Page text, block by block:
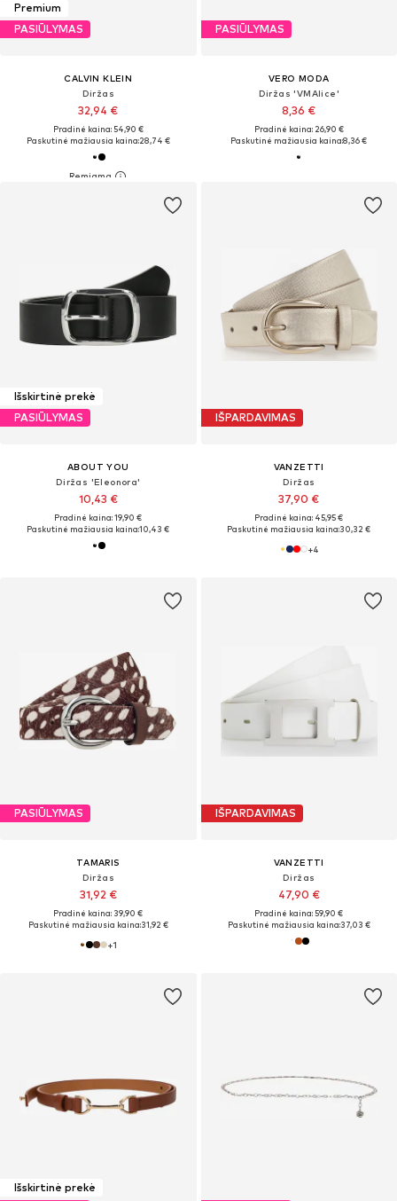
Premium
PASIŪLYMAS
CALVIN KLEIN
Diržas
32,94 €
Pradinė kaina: 54,90 €
Paskutinė mažiausia kaina:28,74 €
PASIŪLYMAS
VERO MODA
Diržas 'VMAlice'
8,36 €
Pradinė kaina: 26,90 €
Paskutinė mažiausia kaina:8,36 €
Išskirtinė prekė
PASIŪLYMAS
ABOUT YOU
Diržas 'Eleonora'
10,43 €
Pradinė kaina: 19,90 €
Paskutinė mažiausia kaina:10,43 €
IŠPARDAVIMAS
VANZETTI
Diržas
37,90 €
Pradinė kaina: 45,95 €
Paskutinė mažiausia kaina:30,32 €
+4
PASIŪLYMAS
TAMARIS
Diržas
31,92 €
Pradinė kaina: 39,90 €
Paskutinė mažiausia kaina:31,92 €
+1
IŠPARDAVIMAS
VANZETTI
Diržas
47,90 €
Pradinė kaina: 59,90 €
Paskutinė mažiausia kaina:37,03 €
Išskirtinė prekė